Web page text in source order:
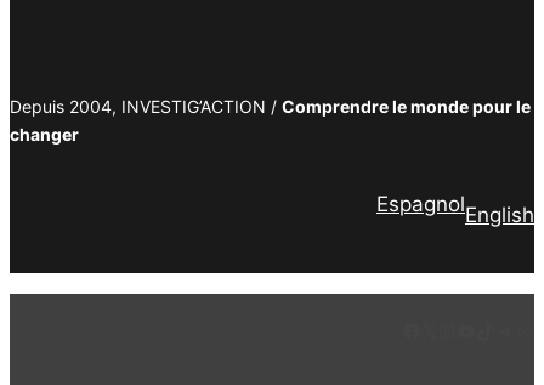
Depuis 2004, INVESTIG’ACTION / Comprendre le monde pour le
changer
EspagnolEnglish